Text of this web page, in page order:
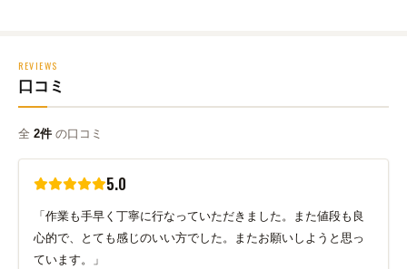
REVIEWS
口コミ
全 2件 の口コミ
5.0
「作業も手早く丁寧に行なっていただきました。また値段も良
心的で、とても感じのいい方でした。またお願いしようと思っ
ています。」